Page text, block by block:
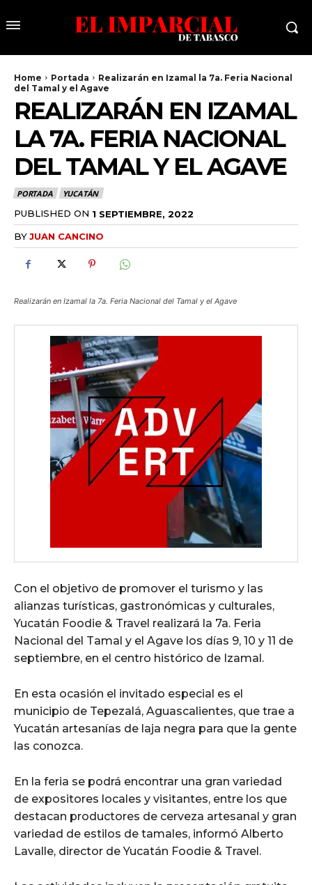
Home Portada
Realizarán en Izamal la 7a. Feria Nacional
del Tamal y el Agave
REALIZARÁN EN IZAMAL
LA 7A. FERIA NACIONAL
DEL TAMAL Y EL AGAVE
PORTADA YUCATÁN
PUBLISHED ON 1 SEPTIEMBRE, 2022
BYJUAN CANCINO
Realizarán en Izamal la 7a. Feria Nacional del Tamal y el Agave
Con el objetivo de promover el turismo y las
alianzas turísticas, gastronómicas y culturales,
Yucatán Foodie & Travel realizará la 7a. Feria
Nacional del Tamal y el Agave los días 9, 10 y 11 de
septiembre, en el centro histórico de Izamal.
En esta ocasión el invitado especial es el
municipio de Tepezalá, Aguascalientes, que trae a
Yucatán artesanías de laja negra para que la gente
las conozca.
En la feria se podrá encontrar una gran variedad
de expositores locales y visitantes, entre los que
destacan productores de cerveza artesanal y gran
variedad de estilos de tamales, informó Alberto
Lavalle, director de Yucatán Foodie & Travel.